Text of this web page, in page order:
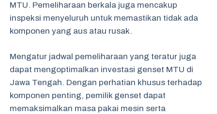
MTU. Pemeliharaan berkala juga mencakup
inspeksi menyeluruh untuk memastikan tidak ada
komponen yang aus atau rusak.
Mengatur jadwal pemeliharaan yang teratur juga
dapat mengoptimalkan investasi genset MTU di
Jawa Tengah. Dengan perhatian khusus terhadap
komponen penting, pemilik genset dapat
memaksimalkan masa pakai mesin serta